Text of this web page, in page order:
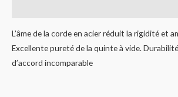
L’âme de la corde en acier réduit la rigidité et
Excellente pureté de la quinte à vide.
d’accord incomparable